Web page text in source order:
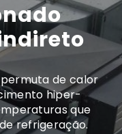
de calor
hiper-
que
refrigeração.